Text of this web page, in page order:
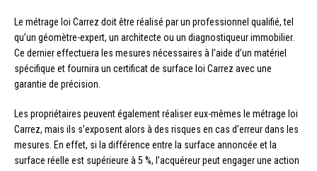
Le métrage loi Carrez doit être réalisé par un professionnel qualifié, tel
qu’un géomètre-expert, un architecte ou un diagnostiqueur immobilier.
Ce dernier effectuera les mesures nécessaires à l’aide d’un matériel
spécifique et fournira un certificat de surface loi Carrez avec une
garantie de précision.
Les propriétaires peuvent également réaliser eux-mêmes le métrage loi
Carrez, mais ils s’exposent alors à des risques en cas d’erreur dans les
mesures. En effet, si la différence entre la surface annoncée et la
surface réelle est supérieure à 5 %, l’acquéreur peut engager une action